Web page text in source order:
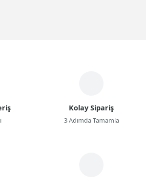
Kolay Sipariş
3 Adımda Tamamla